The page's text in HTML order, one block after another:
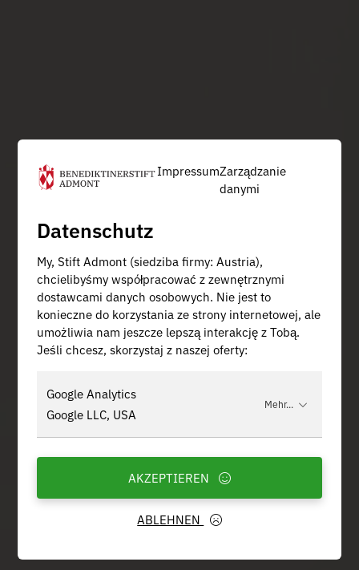
ImpressumZarządzanie
danymi
Datenschutz
My, Stift Admont (siedziba firmy: Austria),
chcielibyśmy współpracować z zewnętrznymi
dostawcami danych osobowych. Nie jest to
konieczne do korzystania ze strony internetowej, ale
umożliwia nam jeszcze lepszą interakcję z Tobą.
Jeśli chcesz, skorzystaj z naszej oferty:
Google Analytics
Google LLC, USA
Mehr...
ABLEHNEN
AKZEPTIEREN